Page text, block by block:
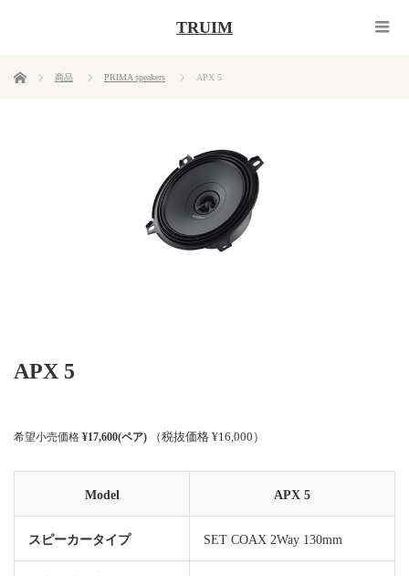
TRUIM
ホーム 商品 PRIMA speakers APX 5
APX 5
希望小売価格 ¥17,600(ペア) （税抜価格 ¥16,000）
Model APX 5
スピーカータイプ SET COAX 2Way 130mm